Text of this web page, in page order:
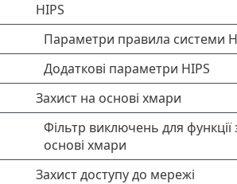
HIPS
Параметри правила системи
Додаткові параметри HIPS
Захист на основі хмари
Фільтр виключень для функції
основі хмари
Захист доступу до мережі